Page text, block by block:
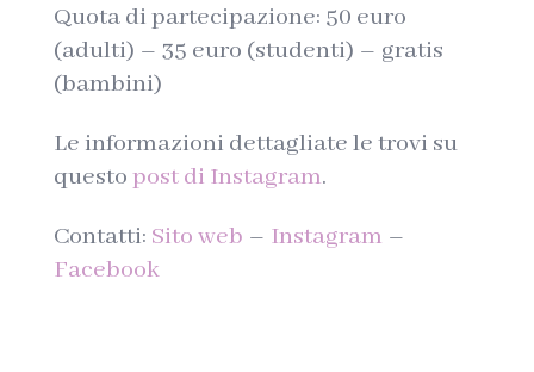
Quota di partecipazione: 50 euro
(adulti) – 35 euro (studenti) – gratis
(bambini)
Le informazioni dettagliate le trovi su
questo post di Instagram.
Contatti: Sito web – Instagram –
Facebook